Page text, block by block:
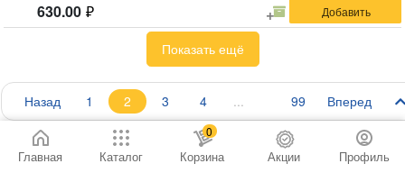
630.00
Показать ещё
Назад 1 2 3 4 99 Вперед
Главная Каталог
0
Корзина Акции Профиль